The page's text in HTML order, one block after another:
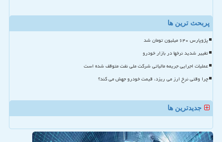
پربحث ترین ها
پژوپارس ۶۴۰ میلیون تومان شد
تغییر شدید نرخها در بازار خودرو
عملیات اجرایی جریمه مالیاتی شرکت ملی نفت متوقف شده است
چرا وقتی نرخ ارز می ریزد، قیمت خودرو جهش می کند؟
جدیدترین ها